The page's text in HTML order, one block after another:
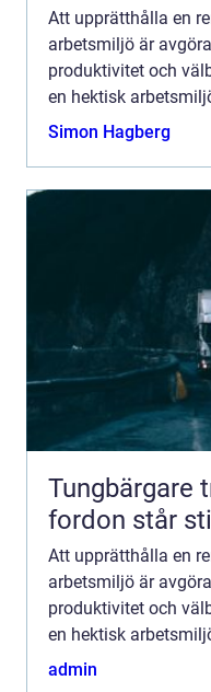
Att upprätthålla en
arbetsmiljö är
produktivitet och
en hektisk
Stockholm ...
Simon Hagberg
Tungbärgare trygg hjälp när tunga
fordon står
Att upprätthålla en
arbetsmiljö är
produktivitet och
en hektisk
Stockholm ...
admin